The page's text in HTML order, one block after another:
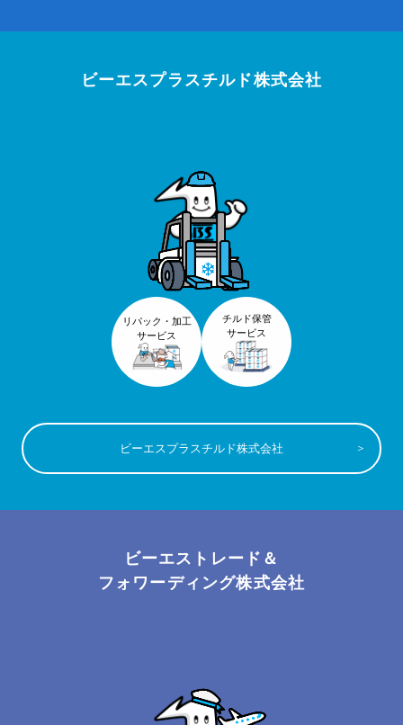
ビーエスプラスチルド株式会社
リパック・加工
サービス
チルド保管
サービス
ビーエスプラスチルド株式会社
ビーエストレード＆
フォワーディング株式会社